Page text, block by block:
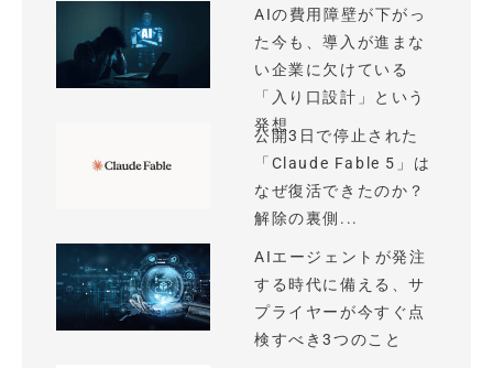
AIの費用障壁が下がっ
た今も、導入が進まな
い企業に欠けている
「入り口設計」という
発想
公開3日で停止された
「Claude Fable 5」は
なぜ復活できたのか？
解除の裏側...
AIエージェントが発注
する時代に備える、サ
プライヤーが今すぐ点
検すべき3つのこと